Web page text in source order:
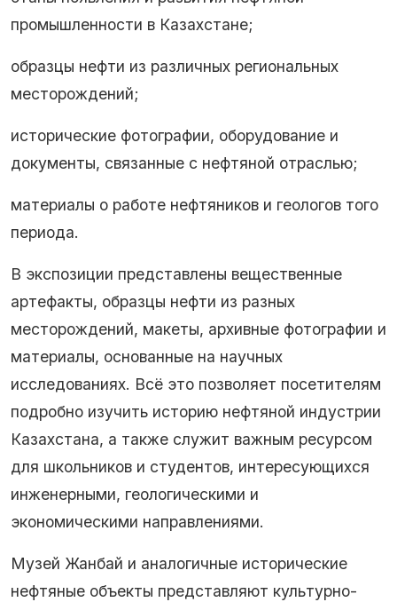
промышленности в Казахстане;
образцы нефти из различных региональных
месторождений;
исторические фотографии, оборудование и
документы, связанные с нефтяной отраслью;
материалы о работе нефтяников и геологов того
периода.
В экспозиции представлены вещественные
артефакты, образцы нефти из разных
месторождений, макеты, архивные фотографии и
материалы, основанные на научных
исследованиях. Всё это позволяет посетителям
подробно изучить историю нефтяной индустрии
Казахстана, а также служит важным ресурсом
для школьников и студентов, интересующихся
инженерными, геологическими и
экономическими направлениями.
Музей Жанбай и аналогичные исторические
нефтяные объекты представляют культурно-